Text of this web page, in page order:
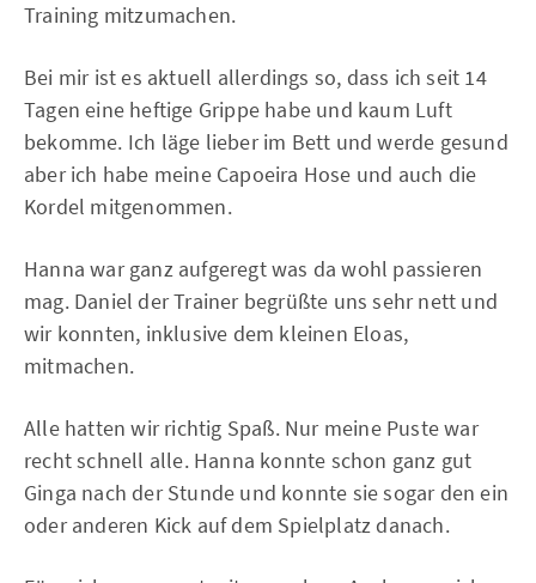
Training mitzumachen.
Bei mir ist es aktuell allerdings so, dass ich seit 14
Tagen eine heftige Grippe habe und kaum Luft
bekomme. Ich läge lieber im Bett und werde gesund
aber ich habe meine Capoeira Hose und auch die
Kordel mitgenommen.
Hanna war ganz aufgeregt was da wohl passieren
mag. Daniel der Trainer begrüßte uns sehr nett und
wir konnten, inklusive dem kleinen Eloas,
mitmachen.
Alle hatten wir richtig Spaß. Nur meine Puste war
recht schnell alle. Hanna konnte schon ganz gut
Ginga nach der Stunde und konnte sie sogar den ein
oder anderen Kick auf dem Spielplatz danach.